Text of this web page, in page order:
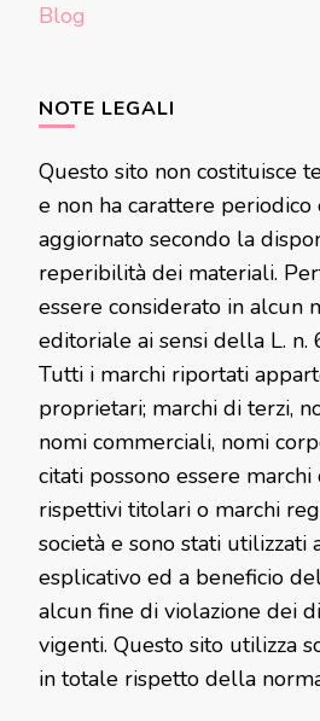
Blog
NOTE LEGALI
Questo sito non costituisce
e non ha carattere periodico
aggiornato secondo la
reperibilità dei materiali.
essere considerato in alcun
editoriale ai sensi della L.
Tutti i marchi riportati
proprietari; marchi di terzi,
nomi commerciali, nomi
citati possono essere
rispettivi titolari o marchi
società e sono stati utilizzati
esplicativo ed a beneficio
alcun fine di violazione dei
vigenti. Questo sito utilizza
in totale rispetto della